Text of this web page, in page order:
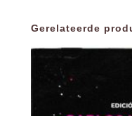
Gerelateerde